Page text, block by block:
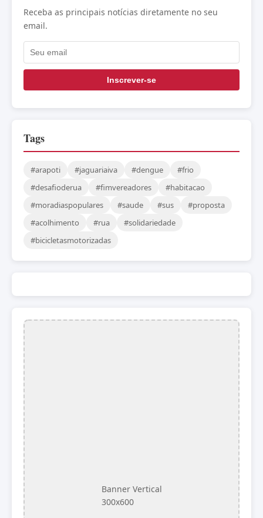
Receba as principais notícias diretamente no seu
email.
Inscrever-se
Tags
#arapoti #jaguariaiva #dengue
#frio
#desafioderua
#fimvereadores
#habitacao
#moradiaspopulares
#saude #sus
#proposta
#acolhimento
#rua
#solidariedade
#bicicletasmotorizadas
Banner Vertical
300x600